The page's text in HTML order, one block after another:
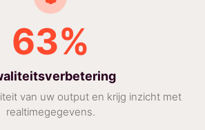
63%
van uw output en krijg inzicht met
realtimegegevens.